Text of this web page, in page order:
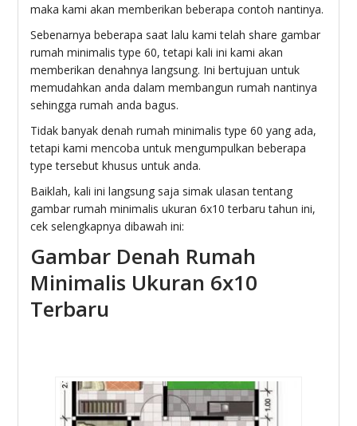
maka kami akan memberikan beberapa contoh nantinya.
Sebenarnya beberapa saat lalu kami telah share gambar
rumah minimalis type 60, tetapi kali ini kami akan
memberikan denahnya langsung. Ini bertujuan untuk
memudahkan anda dalam membangun rumah nantinya
sehingga rumah anda bagus.
Tidak banyak denah rumah minimalis type 60 yang ada,
tetapi kami mencoba untuk mengumpulkan beberapa
type tersebut khusus untuk anda.
Baiklah, kali ini langsung saja simak ulasan tentang
gambar rumah minimalis ukuran 6x10 terbaru tahun ini,
cek selengkapnya dibawah ini:
Gambar Denah Rumah
Minimalis Ukuran 6x10
Terbaru